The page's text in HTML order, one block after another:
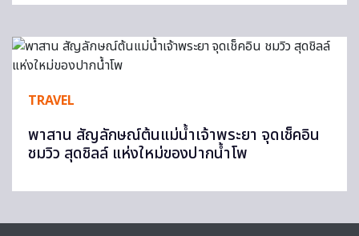
TRAVEL
พาสาน สัญลักษณ์ต้นแม่น้ำเจ้าพระยา จุดเช็คอิน
ชมวิว สุดชิลล์ แห่งใหม่ของปากน้ำโพ